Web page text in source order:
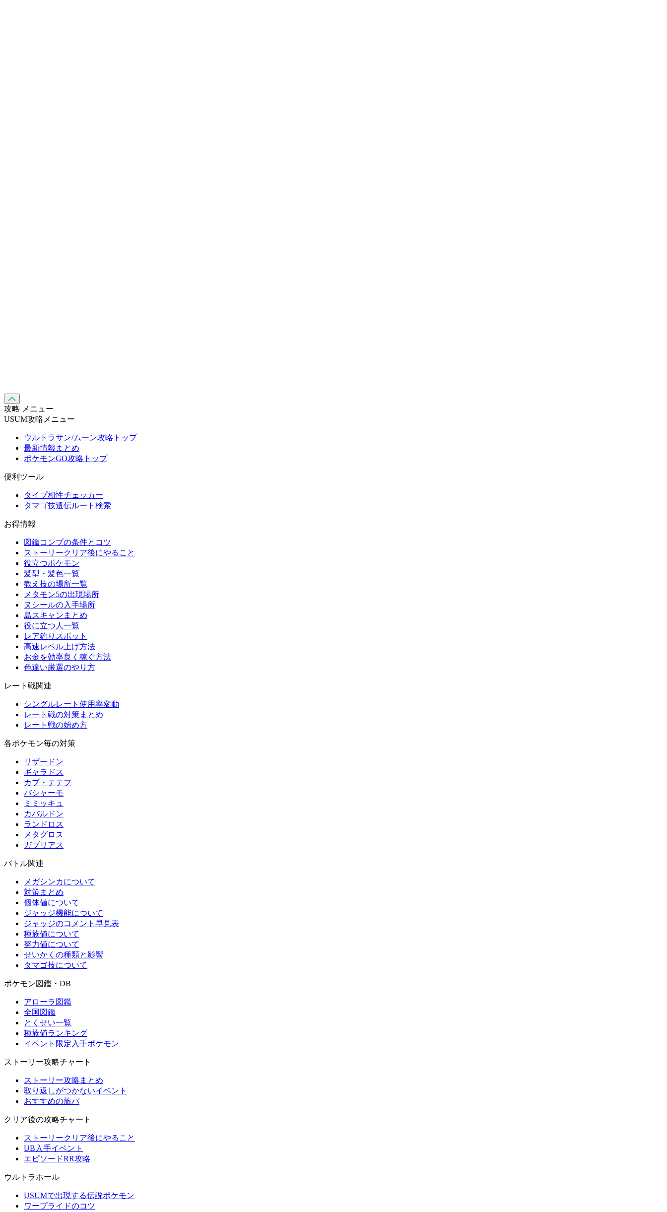
攻略 メニュー
USUM攻略メニュー
ウルトラサン/ムーン攻略トップ
最新情報まとめ
ポケモンGO攻略トップ
便利ツール
タイプ相性チェッカー
タマゴ技遺伝ルート検索
お得情報
図鑑コンプの条件とコツ
ストーリークリア後にやること
役立つポケモン
髪型・髪色一覧
教え技の場所一覧
メタモン5の出現場所
ヌシールの入手場所
島スキャンまとめ
役に立つ人一覧
レア釣りスポット
高速レベル上げ方法
お金を効率良く稼ぐ方法
色違い厳選のやり方
レート戦関連
シングルレート使用率変動
レート戦の対策まとめ
レート戦の始め方
各ポケモン毎の対策
リザードン
ギャラドス
カプ・テテフ
バシャーモ
ミミッキュ
カバルドン
ランドロス
メタグロス
ガブリアス
バトル関連
メガシンカについて
対策まとめ
個体値について
ジャッジ機能について
ジャッジのコメント早見表
種族値について
努力値について
せいかくの種類と影響
タマゴ技について
ポケモン図鑑・DB
アローラ図鑑
全国図鑑
とくせい一覧
種族値ランキング
イベント限定入手ポケモン
ストーリー攻略チャート
ストーリー攻略まとめ
取り返しがつかないイベント
おすすめの旅パ
クリア後の攻略チャート
ストーリークリア後にやること
UB入手イベント
エピソードRR攻略
ウルトラホール
USUMで出現する伝説ポケモン
ワープライドのコツ